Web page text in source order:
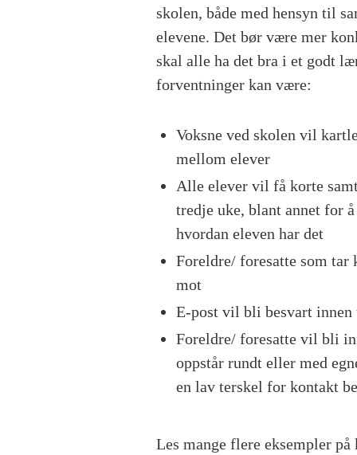
skolen, både med hensyn til
elevene. Det bør være mer
skal alle ha det bra i et godt
forventninger kan være:
Voksne ved skolen vil
mellom elever
Alle elever vil få korte
tredje uke, blant annet for
hvordan eleven har det
Foreldre/ foresatte som
mot
E-post vil bli besvart innen
Foreldre/ foresatte vil bli
oppstår rundt eller med
en lav terskel for kontakt
Les mange flere eksempler